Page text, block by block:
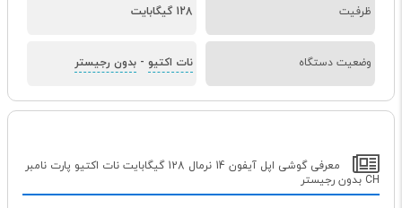
ظرفیت 128 گیگابایت
وضعیت دستگاه نات اکتیو - بدون رجیستر
معرفی گوشی اپل آیفون 14 نرمال 128 گیگابایت نات اکتیو پارت نامبر
CH بدون رجیستر